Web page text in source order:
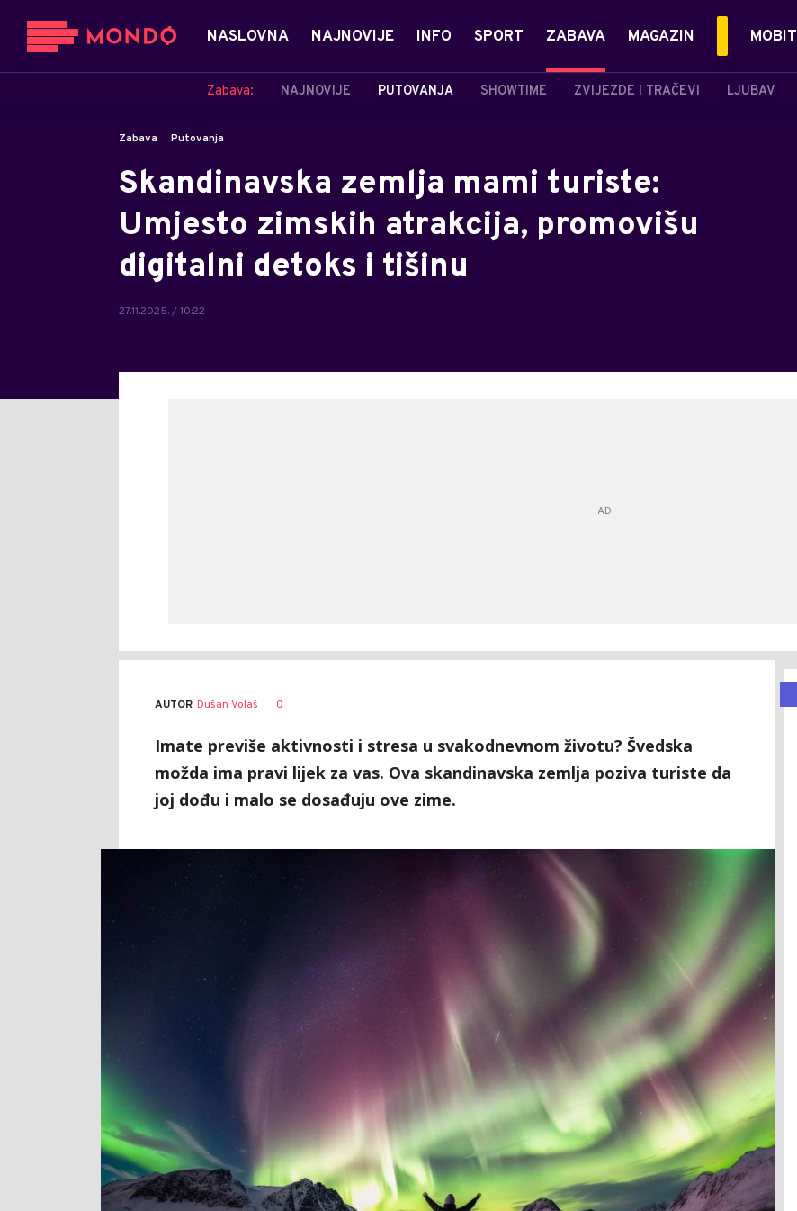
NASLOVNA NAJNOVIJE INFO SPORT ZABAVA
Zabava: NAJNOVIJE PUTOVANJA SHOWTIME ZVIJEZDE I TRAČEVI LJUBAV
MAGAZIN MOBIT
Zabava Putovanja
Skandinavska zemlja mami turiste:
Umjesto zimskih atrakcija, promovišu
digitalni detoks i tišinu
27.11.2025. / 10:22
AUTOR Dušan Volaš 0
Imate previše aktivnosti i stresa u svakodnevnom životu? Švedska
možda ima pravi lijek za vas. Ova skandinavska zemlja poziva turiste da
joj dođu i malo se dosađuju ove zime.